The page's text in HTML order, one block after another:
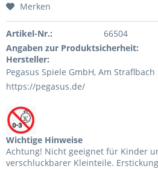
Merken
Artikel-Nr.:
66504
Angaben zur Produktsicherheit:
Hersteller:
Pegasus Spiele GmbH, Am
https://pegasus.de/
Wichtige Hinweise
Achtung! Nicht geeignet für Kinder
verschluckbarer Kleinteile.